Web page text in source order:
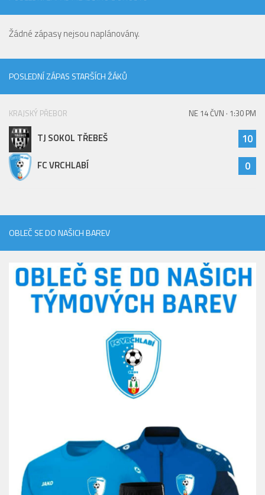
Žádné zápasy nejsou naplánovány.
POSLEDNÍ ZÁPAS STARŠÍCH ŽÁKŮ
KRAJSKÝ PŘEBOR NE 14 ČVN · 1:30 PM
TJ SOKOL TŘEBEŠ 10
FC VRCHLABÍ 0
OBLEČ SE DO NAŠICH BAREV